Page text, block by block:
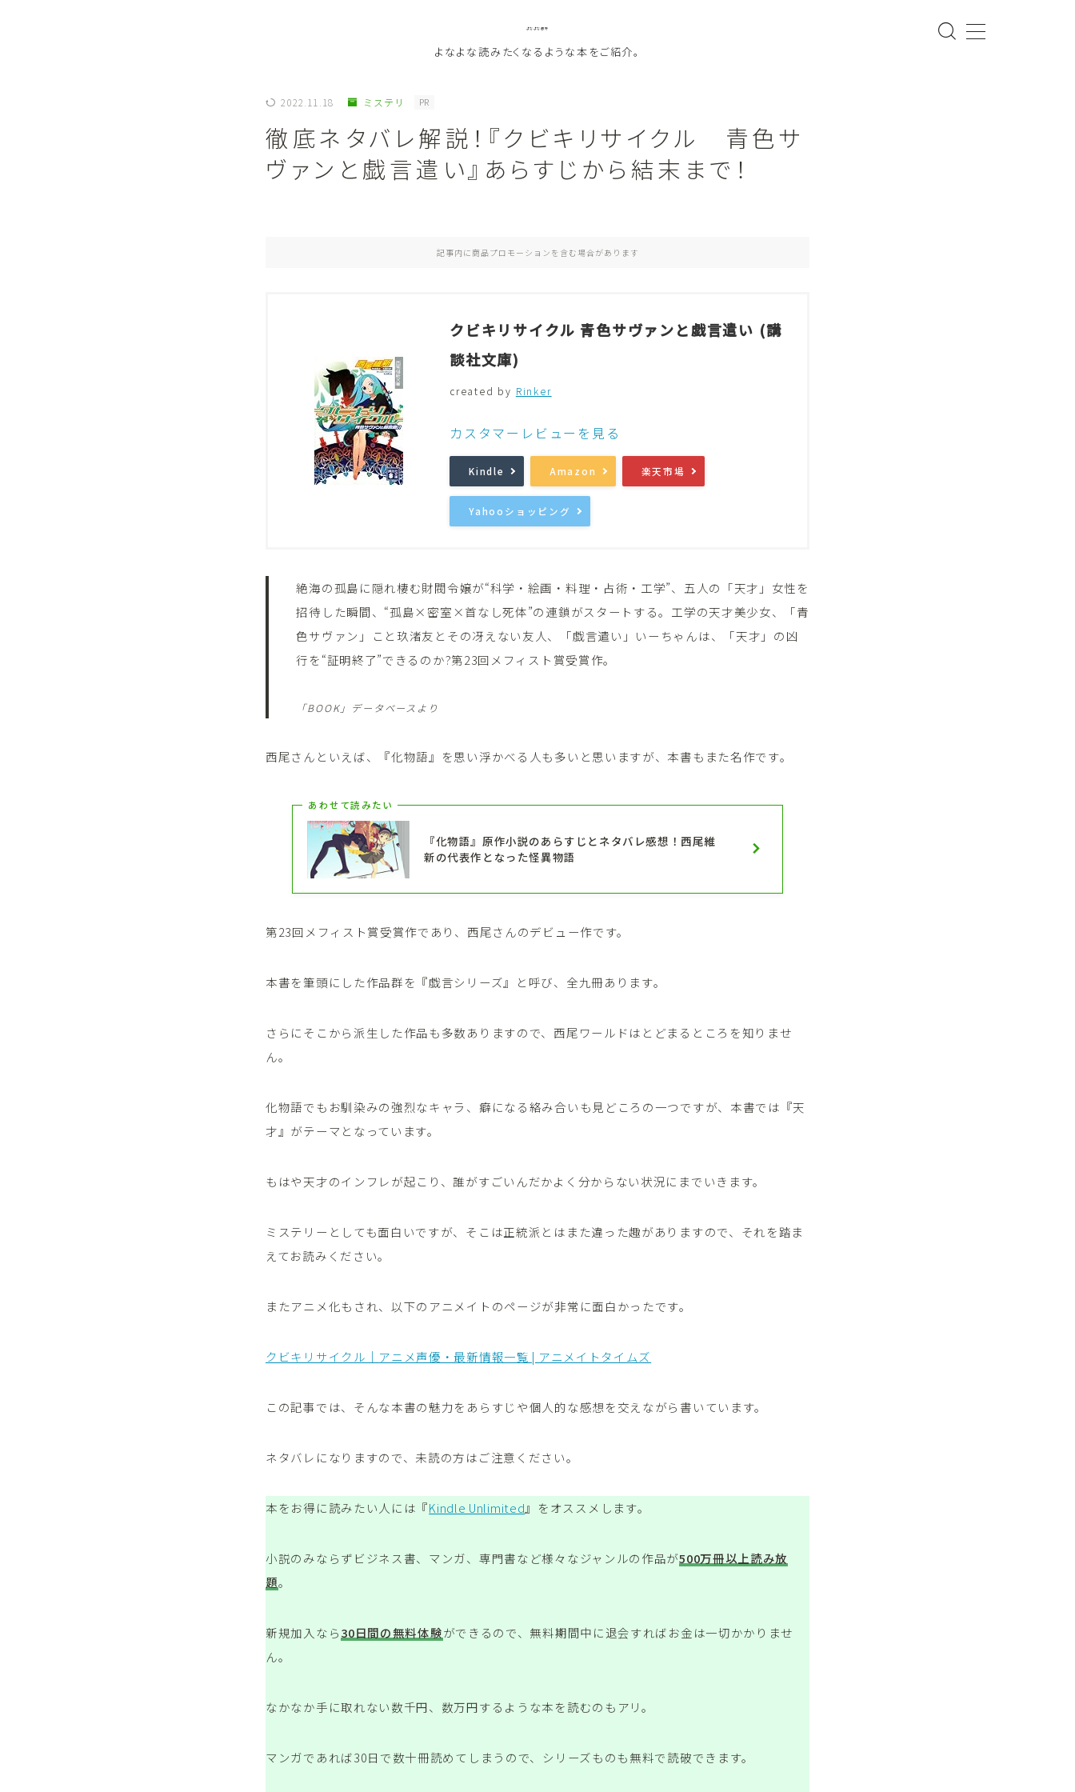
よなよな書房
よなよな読みたくなるような本をご紹介。
ジャンル Genre
作者別おすすめ Author
読書をより楽しむ
音楽 Music
2022.11.18 ミステリ PR
徹底ネタバレ解説！『クビキリサイクル 青色サ
ヴァンと戯言遣い』あらすじから結末まで！
記事内に商品プロモーションを含む場合があります
クビキリサイクル 青色サヴァンと戯言遣い (講
談社文庫)
created by Rinker
カスタマーレビューを見る
Kindle Amazon 楽天市場
Yahooショッピング
絶海の孤島に隠れ棲む財閥令嬢が“科学・絵画・料理・占術・工学”、五人の「天才」女性を
招待した瞬間、“孤島×密室×首なし死体”の連鎖がスタートする。工学の天才美少女、「青
色サヴァン」こと玖渚友とその冴えない友人、「戯言遣い」いーちゃんは、「天才」の凶
行を“証明終了”できるのか?第23回メフィスト賞受賞作。
「BOOK」データベースより
西尾さんといえば、『化物語』を思い浮かべる人も多いと思いますが、本書もまた名作です。
あわせて読みたい
『化物語』原作小説のあらすじとネタバレ感想！西尾維
新の代表作となった怪異物語
第23回メフィスト賞受賞作であり、西尾さんのデビュー作です。
本書を筆頭にした作品群を『戯言シリーズ』と呼び、全九冊あります。
さらにそこから派生した作品も多数ありますので、西尾ワールドはとどまるところを知りませ
ん。
化物語でもお馴染みの強烈なキャラ、癖になる絡み合いも見どころの一つですが、本書では『天
才』がテーマとなっています。
もはや天才のインフレが起こり、誰がすごいんだかよく分からない状況にまでいきます。
ミステリーとしても面白いですが、そこは正統派とはまた違った趣がありますので、それを踏ま
えてお読みください。
またアニメ化もされ、以下のアニメイトのページが非常に面白かったです。
クビキリサイクル｜アニメ声優・最新情報一覧 | アニメイトタイムズ
この記事では、そんな本書の魅力をあらすじや個人的な感想を交えながら書いています。
ネタバレになりますので、未読の方はご注意ください。
本をお得に読みたい人には『Kindle Unlimited』をオススメします。
小説のみならずビジネス書、マンガ、専門書など様々なジャンルの作品が500万冊以上読み放
題。
新規加入なら30日間の無料体験ができるので、無料期間中に退会すればお金は一切かかりませ
ん。
なかなか手に取れない数千円、数万円するような本を読むのもアリ。
マンガであれば30日で数十冊読めてしまうので、シリーズものも無料で読破できます。